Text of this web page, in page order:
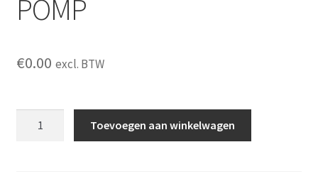
POMP
€0.00 excl. BTW
Toevoegen aan winkelwagen